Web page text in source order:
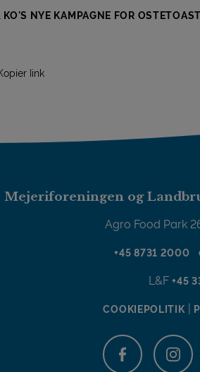
KO'S NYE KAMPAGNE FOR OSTETOAST
link
Mejeriforeningen og
Agro Food Park
+45 8731 2000
L&F+45
COOKIEPOLITIK